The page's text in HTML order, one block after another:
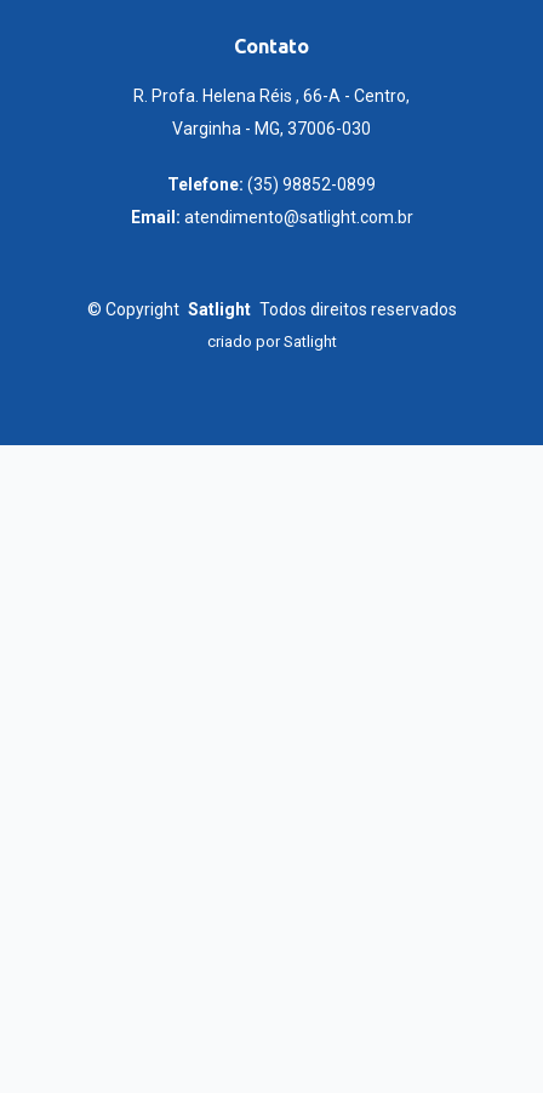
Contato
R. Profa. Helena Réis , 66-A - Centro,
Varginha - MG, 37006-030
Telefone: (35) 98852-0899
Email: atendimento@satlight.com.br
© Copyright Satlight Todos direitos reservados
criado porSatlight